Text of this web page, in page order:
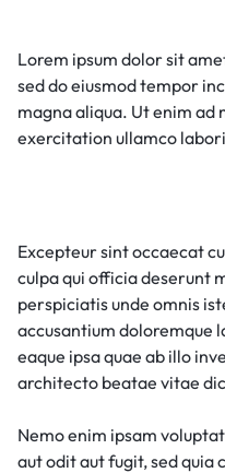
Lorem ipsum dolor sit
sed do eiusmod tempor
magna aliqua. Ut enim ad
exercitation ullamco
Excepteur sint occaecat
culpa qui officia deserunt
perspiciatis unde omnis
accusantium doloremque
eaque ipsa quae ab illo
architecto beatae vitae
Nemo enim ipsam
aut odit aut fugit, sed quia